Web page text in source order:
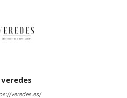
veredes
veredes.es/